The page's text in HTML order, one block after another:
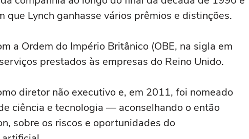
que Lynch ganhasse vários prêmios e distinções.
a Ordem do Império Britânico (OBE, na sigla em
prestados às empresas do Reino Unido.
diretor não executivo e, em 2011, foi nomeado
ciência e tecnologia — aconselhando o então
sobre os riscos e oportunidades do